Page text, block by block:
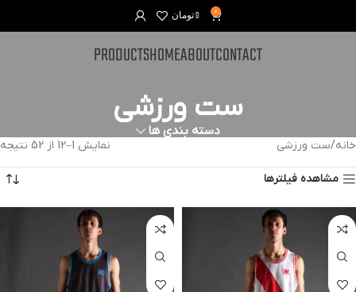
0
0 تومان
CONTACT
ABOUT
HOME
PRODUCTS
ست ورزشی
دسته بندی ها
خانه ست ورزشی نمایش 1–12 از 52 نتیجه
مشاهده فیلترها